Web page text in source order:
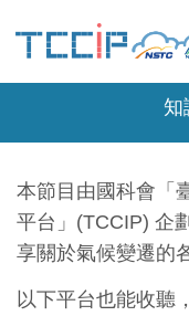
知
本節目由國科會「
平台」(TCCIP) 企
享關於氣候變遷的
以下平台也能收聽